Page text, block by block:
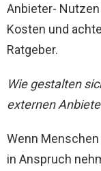
Anbieter-
Kosten und
Ratgeber.
Wie gestalten
externen
Wenn
in Anspruch